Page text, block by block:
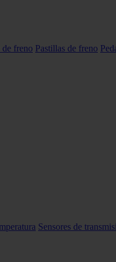
freno Pastillas de freno
Sensores de